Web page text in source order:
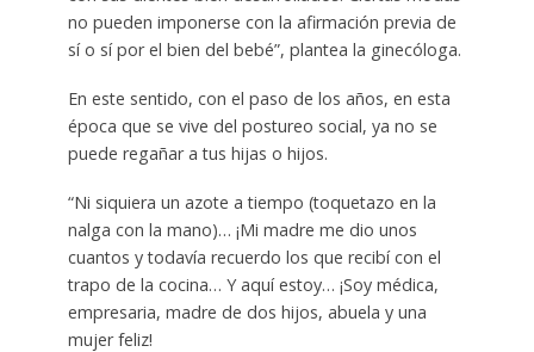
no pueden imponerse con la afirmación previa de
sí o sí por el bien del bebé”, plantea la ginecóloga.
En este sentido, con el paso de los años, en esta
época que se vive del postureo social, ya no se
puede regañar a tus hijas o hijos.
“Ni siquiera un azote a tiempo (toquetazo en la
nalga con la mano)… ¡Mi madre me dio unos
cuantos y todavía recuerdo los que recibí con el
trapo de la cocina… Y aquí estoy… ¡Soy médica,
empresaria, madre de dos hijos, abuela y una
mujer feliz!